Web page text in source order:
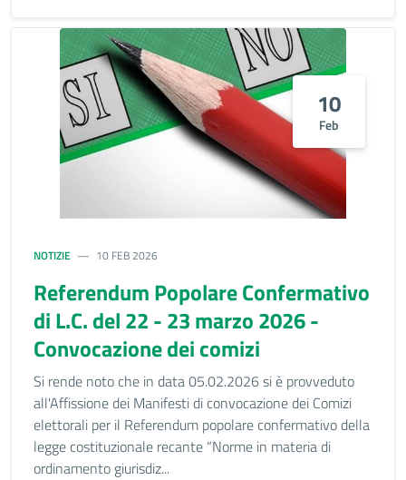
10
Feb
NOTIZIE 10 FEB 2026
Referendum Popolare Confermativo
di L.C. del 22 - 23 marzo 2026 -
Convocazione dei comizi
Si rende noto che in data 05.02.2026 si è provveduto
all'Affissione dei Manifesti di convocazione dei Comizi
elettorali per il Referendum popolare confermativo della
legge costituzionale recante “Norme in materia di
ordinamento giurisdiz...